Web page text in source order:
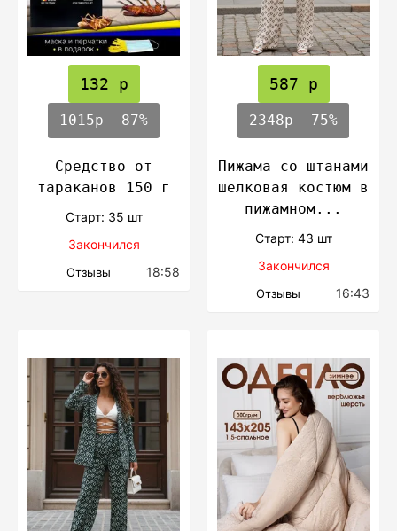
132 р
1015р -87%
Средство от
тараканов 150 г
Cтарт: 35 шт
Закончился
Отзывы 18:58
587 р
2348р -75%
Пижама со штанами
шелковая костюм в
пижамном...
Cтарт: 43 шт
Закончился
Отзывы 16:43